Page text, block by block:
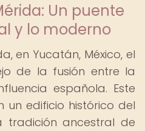
Un puente
y lo moderno
en Yucatán, México, el
de la fusión entre la
española. Este
un edificio histórico del
tradición ancestral de